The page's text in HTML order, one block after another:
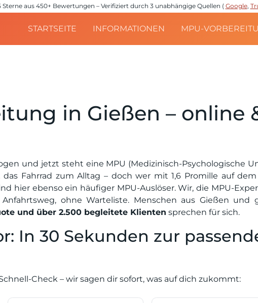
5 Sterne aus 450+ Bewertungen – Verifiziert durch 3 unabhängige Quellen ( Google,
STARTSEITE INFORMATIONEN MPU-
in Gießen – online
und jetzt steht eine MPU (Medizinisch-Psychologische
Fahrrad zum Alltag – doch wer mit 1,6 Promille auf
hier ebenso ein häufiger MPU-Auslöser. Wir, die MPU-
ohne Warteliste. Menschen aus Gießen und
und über 2.500 begleitete Klienten sprechen für sich.
In 30 Sekunden zur
Check – wir sagen dir sofort, was auf dich zukommt: